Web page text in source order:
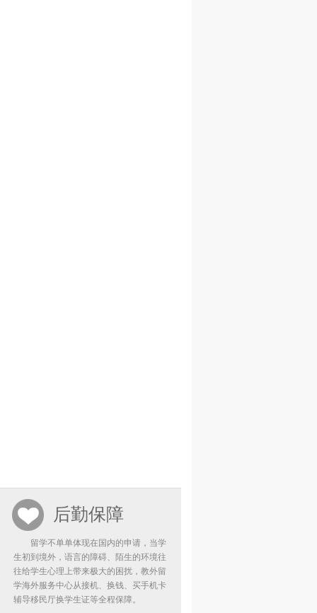
后勤保障
留学不单单体现在国内的申请，当学
生初到境外，语言的障碍、陌生的环境往
往给学生心理上带来极大的困扰，教外留
学海外服务中心从接机、换钱、买手机卡
辅导移民厅换学生证等全程保障。